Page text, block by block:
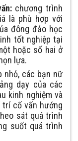
chương trình
là phù hợp với
đông đảo học
tốt nghiệp tại
hoặc số hai ở
lựa.
nhỏ, các bạn nữ
dạy của các
kinh nghiệm và
trí cố vấn hướng
sát quá trình
suốt quá trình